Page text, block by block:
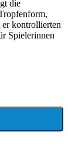
die
kontrollierten
Spielerinnen